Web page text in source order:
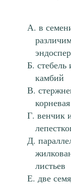
в
стебель
камбий
венчик
листьев
две